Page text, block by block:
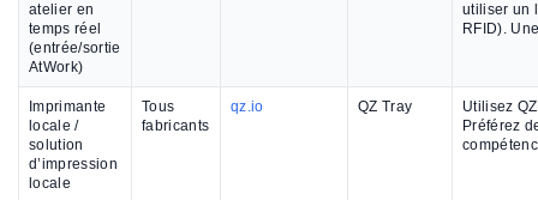
atelier en
temps réel
(entrée/sortie
AtWork)
utiliser un
RFID).
Imprimante
locale /
solution
d’impression
locale
Tous
fabricants
qz.io QZ Tray
Utilisez
Préférez